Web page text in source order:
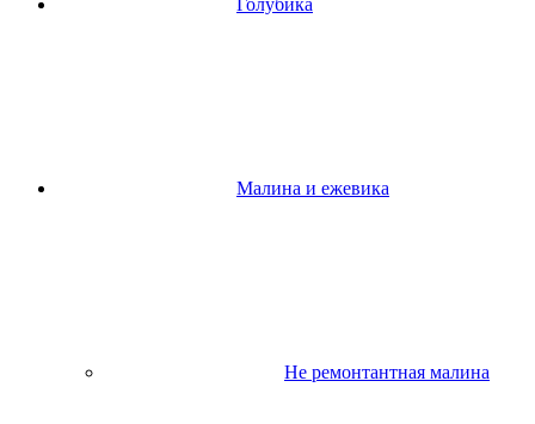
Голубика
Малина и ежевика
Не ремонтантная малина